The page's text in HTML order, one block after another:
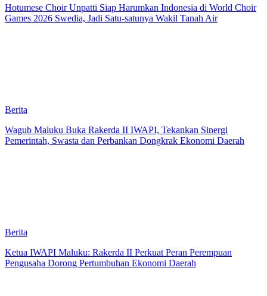
Hotumese Choir Unpatti Siap Harumkan Indonesia di World Choir
Games 2026 Swedia, Jadi Satu-satunya Wakil Tanah Air
Berita
Wagub Maluku Buka Rakerda II IWAPI, Tekankan Sinergi
Pemerintah, Swasta dan Perbankan Dongkrak Ekonomi Daerah
Berita
Ketua IWAPI Maluku: Rakerda II Perkuat Peran Perempuan
Pengusaha Dorong Pertumbuhan Ekonomi Daerah